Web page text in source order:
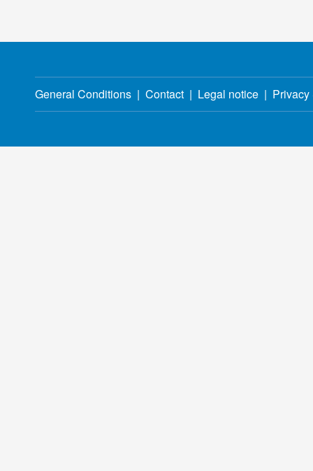
General Conditions Contact Legal notice Privacy